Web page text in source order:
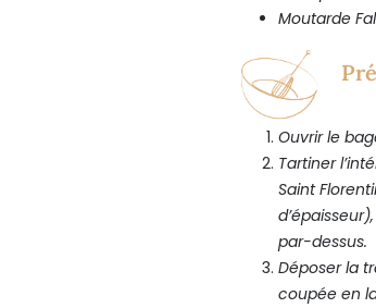
Moutarde
Ouvrir le
Tartiner
Saint
par-dessus.
Déposer la
coupée en